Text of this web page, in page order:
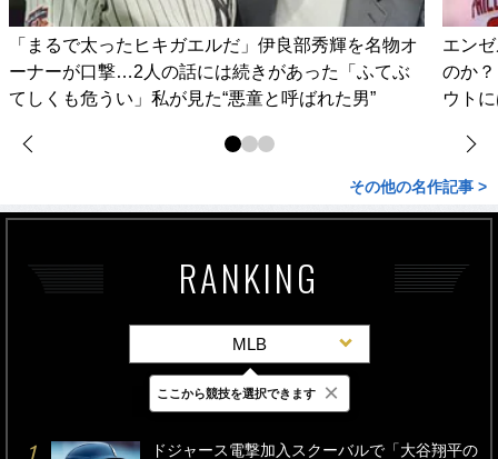
「まるで太ったヒキガエルだ」伊良部秀輝を名物オ
ーナーが口撃…2人の話には続きがあった「ふてぶ
てしくも危うい」私が見た“悪童と呼ばれた男”
エン
のか
ウト
その他の名作記事 >
RANKING
MLB
最新 24時間 週間
ドジャース電撃加入スクーバルで「大谷翔平の
ここから競技を選択できます ×